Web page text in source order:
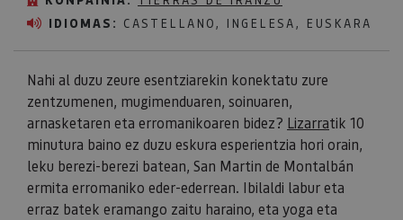
IDIOMAS: CASTELLANO, INGELESA, EUSKARA
Nahi al duzu zeure esentziarekin konektatu zure
zentzumenen, mugimenduaren, soinuaren,
arnasketaren eta erromanikoaren bidez? Lizarratik 10
minutura baino ez duzu eskura esperientzia hori orain,
leku berezi-berezi batean, San Martin de Montalbán
ermita erromaniko eder-ederrean. Ibilaldi labur eta
erraz batek eramango zaitu haraino, eta yoga eta